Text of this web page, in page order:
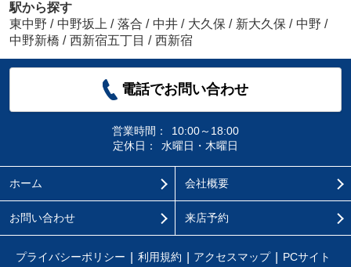
駅から探す
東中野 / 中野坂上 / 落合 / 中井 / 大久保 / 新大久保 / 中野 /
中野新橋 / 西新宿五丁目 / 西新宿
電話でお問い合わせ
営業時間：
10:00～18:00
定休日：
水曜日・木曜日
ホーム 会社概要
お問い合わせ 来店予約
プライバシーポリシー 利用規約 アクセスマップ
PCサイト